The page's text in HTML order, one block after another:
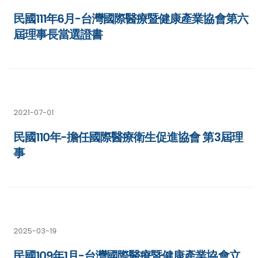
民國111年6月-台灣國際醫療暨健康產業協會第六
屆理事長當選證書
2021-07-01
民國110年-擔任國際醫療衛生促進協會 第3屆理
事
2025-03-19